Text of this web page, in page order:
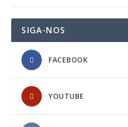
SIGA-NOS
FACEBOOK
YOUTUBE